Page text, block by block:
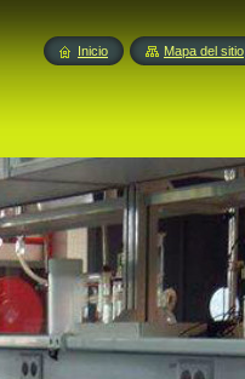
Inicio Mapa del sitio